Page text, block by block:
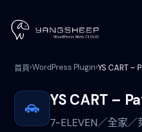
首頁›WordPress Plugin›YS CART –
YS CART –
7-ELEVEN／全家